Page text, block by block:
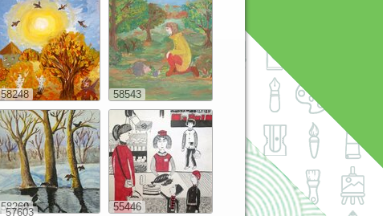
58248 58543
58269 55446
57603